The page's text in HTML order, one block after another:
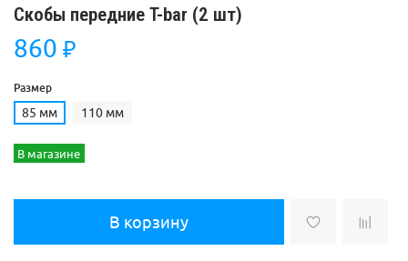
Скобы передние T-bar (2 шт)
860 ₽
Размер
85 мм 110 мм
В магазине
В корзину